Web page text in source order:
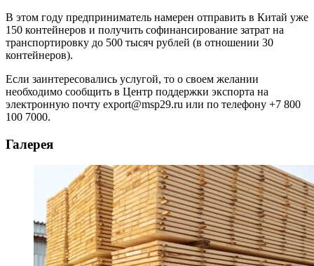
В этом году предприниматель намерен отправить в Китай уже
150 контейнеров и получить софинансирование затрат на
транспортировку до 500 тысяч рублей (в отношении 30
контейнеров).
Если заинтересовались услугой, то о своем желании
необходимо сообщить в Центр поддержки экспорта на
электронную почту export@msp29.ru или по телефону +7 800
100 7000.
Галерея